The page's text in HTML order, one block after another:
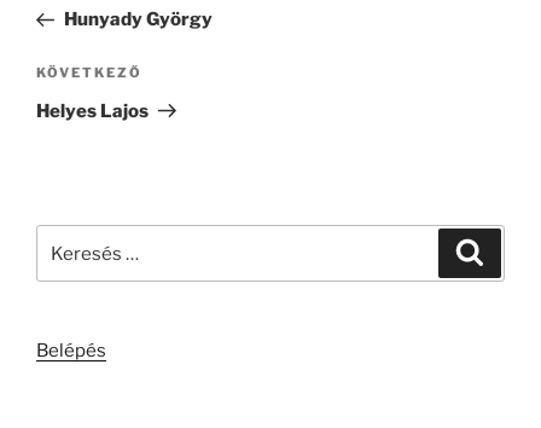
bejegyzés
Hunyady György
Következő
bejegyzés
KÖVETKEZŐ
Helyes Lajos
Belépés